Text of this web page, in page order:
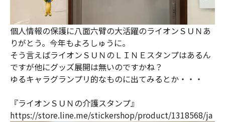
個人情報の保護に八面六臂の大活躍のライオンＳＵＮあ
りがとう。今年もよろしゅうに。
そう言えばライオンＳＵＮのＬＩＮＥスタンプはあるん
ですが他にグッズ展開は無いのですかね？
ゆるキャラグランプリ的なものに出てみるとか・・・
『ライオンＳＵＮの介護スタンプ』
https://store.line.me/stickershop/product/1318568/ja